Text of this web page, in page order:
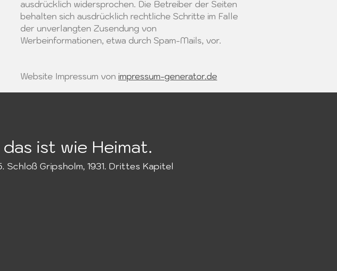
ausdrücklich widersprochen. Die Betreiber der Seiten
behalten sich ausdrücklich rechtliche Schritte im Falle
der unverlangten Zusendung von
Werbeinformationen, etwa durch Spam-Mails, vor.
Website Impressum von impressum-generator.de
ist wie Heimat.
Schloß Gripsholm, 1931. Drittes Kapitel